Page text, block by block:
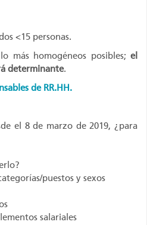
ADEGI.
<15 personas.
más homogéneos posibles; el
determinante.
de RR.HH.
el 8 de marzo de 2019, ¿para
puestos y sexos
salariales